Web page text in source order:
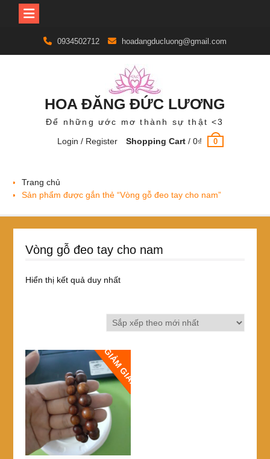
content
0934502712 hoadangducluong@gmail.com
HOA ĐĂNG ĐỨC LƯƠNG
Để những ước mơ thành sự thật <3
Login / Register
Shopping Cart /0₫ 0
Trang chủ
Sản phẩm được gắn thẻ “Vòng gỗ đeo tay cho nam”
Vòng gỗ đeo tay cho nam
Hiển thị kết quả duy nhất
GIẢM GIÁ!